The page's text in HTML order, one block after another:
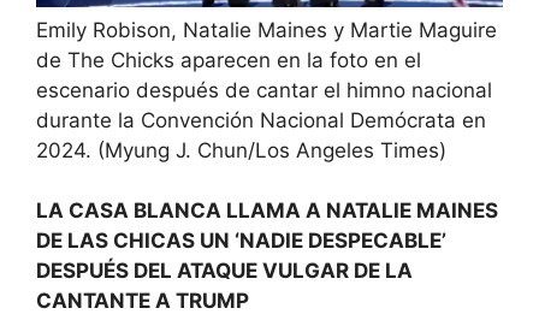
Emily Robison, Natalie Maines y Martie Maguire
de The Chicks aparecen en la foto en el
escenario después de cantar el himno nacional
durante la Convención Nacional Demócrata en
2024. (Myung J. Chun/Los Angeles Times)
LA CASA BLANCA LLAMA A NATALIE MAINES
DE LAS CHICAS UN ‘NADIE DESPECABLE’
DESPUÉS DEL ATAQUE VULGAR DE LA
CANTANTE A TRUMP